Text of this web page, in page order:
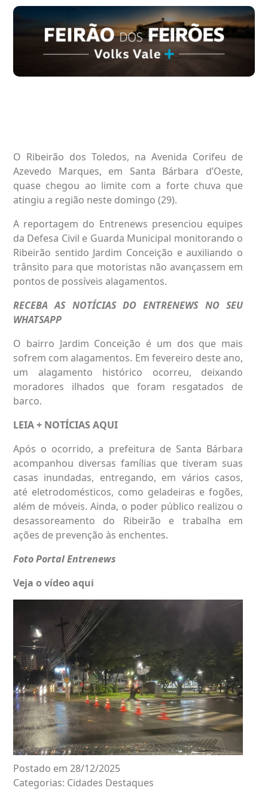
O Ribeirão dos Toledos, na Avenida Corifeu de
Azevedo Marques, em Santa Bárbara d’Oeste,
quase chegou ao limite com a forte chuva que
atingiu a região neste domingo (29).
A reportagem do Entrenews presenciou equipes
da Defesa Civil e Guarda Municipal monitorando o
Ribeirão sentido Jardim Conceição e auxiliando o
trânsito para que motoristas não avançassem em
pontos de possíveis alagamentos.
RECEBA AS NOTÍCIAS DO ENTRENEWS NO SEU
WHATSAPP
O bairro Jardim Conceição é um dos que mais
sofrem com alagamentos. Em fevereiro deste ano,
um alagamento histórico ocorreu, deixando
moradores ilhados que foram resgatados de
barco.
LEIA + NOTÍCIAS AQUI
Após o ocorrido, a prefeitura de Santa Bárbara
acompanhou diversas famílias que tiveram suas
casas inundadas, entregando, em vários casos,
até eletrodomésticos, como geladeiras e fogões,
além de móveis. Ainda, o poder público realizou o
desassoreamento do Ribeirão e trabalha em
ações de prevenção às enchentes.
Foto Portal Entrenews
Veja o vídeo aqui
Postado em 28/12/2025
Categorias: Cidades Destaques